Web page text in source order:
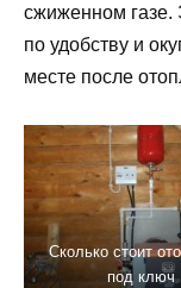
сжиженном газе.
по удобству и
месте после
Сколько стоит
под ключ